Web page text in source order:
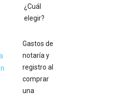
¿Cuál
elegir?
Gastos de
notaría y
registro al
comprar
una